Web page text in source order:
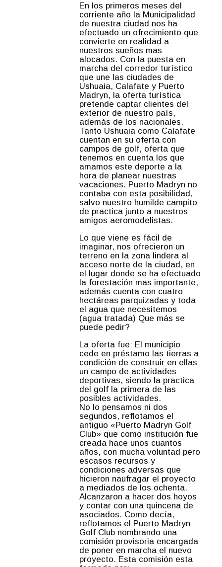
En los primeros meses del
corriente año la Municipalidad
de nuestra ciudad nos ha
efectuado un ofrecimiento que
convierte en realidad a
nuestros sueños mas
alocados. Con la puesta en
marcha del corredor turístico
que une las ciudades de
Ushuaia, Calafate y Puerto
Madryn, la oferta turística
pretende captar clientes del
exterior de nuestro país,
además de los nacionales.
Tanto Ushuaia como Calafate
cuentan en su oferta con
campos de golf, oferta que
tenemos en cuenta los que
amamos este deporte a la
hora de planear nuestras
vacaciones. Puerto Madryn no
contaba con esta posibilidad,
salvo nuestro humilde campito
de practica junto a nuestros
amigos aeromodelistas.
Lo que viene es fácil de
imaginar, nos ofrecieron un
terreno en la zona lindera al
acceso norte de la ciudad, en
el lugar donde se ha efectuado
la forestación mas importante,
además cuenta con cuatro
hectáreas parquizadas y toda
el agua que necesitemos
(agua tratada) Que más se
puede pedir?
La oferta fue: El municipio
cede en préstamo las tierras a
condición de construir en ellas
un campo de actividades
deportivas, siendo la practica
del golf la primera de las
posibles actividades.
No lo pensamos ni dos
segundos, reflotamos el
antiguo «Puerto Madryn Golf
Club» que como institución fue
creada hace unos cuantos
años, con mucha voluntad pero
escasos recursos y
condiciones adversas que
hicieron naufragar el proyecto
a mediados de los ochenta.
Alcanzaron a hacer dos hoyos
y contar con una quincena de
asociados. Como decía,
reflotamos el Puerto Madryn
Golf Club nombrando una
comisión provisoria encargada
de poner en marcha el nuevo
proyecto. Esta comisión esta